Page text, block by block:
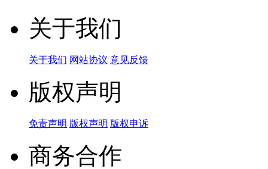
关于我们
关于我们 网站协议 意见反馈
版权声明
免责声明 版权声明 版权申诉
商务合作